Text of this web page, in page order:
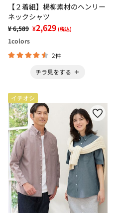
【２着組】楊柳素材のヘンリー
ネックシャツ
¥ 6,589 ¥2,629 (税込)
1colors
2件
チラ見をする
イチオシ